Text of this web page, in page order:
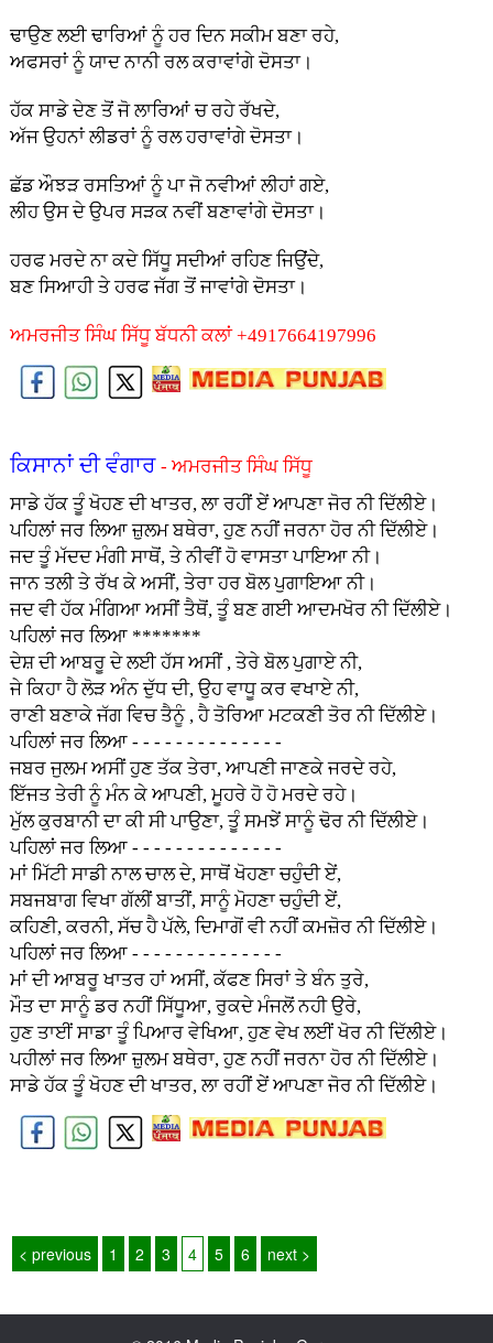
ਢਾਉਣ ਲਈ ਢਾਰਿਆਂ ਨੂੰ ਹਰ ਦਿਨ ਸਕੀਮ ਬਣਾ ਰਹੇ,
ਅਫਸਰਾਂ ਨੂੰ ਯਾਦ ਨਾਨੀ ਰਲ ਕਰਾਵਾਂਗੇ ਦੋਸਤਾ।
ਹੱਕ ਸਾਡੇ ਦੇਣ ਤੋਂ ਜੋ ਲਾਰਿਆਂ ਚ ਰਹੇ ਰੱਖਦੇ,
ਅੱਜ ਉਹਨਾਂ ਲੀਡਰਾਂ ਨੂੰ ਰਲ ਹਰਾਵਾਂਗੇ ਦੋਸਤਾ।
ਛੱਡ ਔਝੜ ਰਸਤਿਆਂ ਨੂੰ ਪਾ ਜੋ ਨਵੀਆਂ ਲੀਹਾਂ ਗਏ,
ਲੀਹ ਉਸ ਦੇ ਉਪਰ ਸੜਕ ਨਵੀਂ ਬਣਾਵਾਂਗੇ ਦੋਸਤਾ।
ਹਰਫ ਮਰਦੇ ਨਾ ਕਦੇ ਸਿੱਧੂ ਸਦੀਆਂ ਰਹਿਣ ਜਿਉਂਦੇ,
ਬਣ ਸਿਆਹੀ ਤੇ ਹਰਫ ਜੱਗ ਤੋਂ ਜਾਵਾਂਗੇ ਦੋਸਤਾ।
ਅਮਰਜੀਤ ਸਿੰਘ ਸਿੱਧੂ ਬੱਧਨੀ ਕਲਾਂ +4917664197996
ਕਿਸਾਨਾਂ ਦੀ ਵੰਗਾਰ - ਅਮਰਜੀਤ ਸਿੰਘ ਸਿੱਧੂ
ਸਾਡੇ ਹੱਕ ਤੂੰ ਖੋਹਣ ਦੀ ਖਾਤਰ, ਲਾ ਰਹੀਂ ਏਂ ਆਪਣਾ ਜੋਰ ਨੀ ਦਿੱਲੀਏ।
ਪਹਿਲਾਂ ਜਰ ਲਿਆ ਜ਼ੁਲਮ ਬਥੇਰਾ, ਹੁਣ ਨਹੀਂ ਜਰਨਾ ਹੋਰ ਨੀ ਦਿੱਲੀਏ।
ਜਦ ਤੂੰ ਮੱਦਦ ਮੰਗੀ ਸਾਥੋਂ, ਤੇ ਨੀਵੀਂ ਹੋ ਵਾਸਤਾ ਪਾਇਆ ਨੀ।
ਜਾਨ ਤਲੀ ਤੇ ਰੱਖ ਕੇ ਅਸੀਂ, ਤੇਰਾ ਹਰ ਬੋਲ ਪੁਗਾਇਆ ਨੀ।
ਜਦ ਵੀ ਹੱਕ ਮੰਗਿਆ ਅਸੀਂ ਤੈਥੋਂ, ਤੂੰ ਬਣ ਗਈ ਆਦਮਖੋਰ ਨੀ ਦਿੱਲੀਏ।
ਪਹਿਲਾਂ ਜਰ ਲਿਆ *******
ਦੇਸ਼ ਦੀ ਆਬਰੂ ਦੇ ਲਈ ਹੱਸ ਅਸੀਂ , ਤੇਰੇ ਬੋਲ ਪੁਗਾਏ ਨੀ,
ਜੇ ਕਿਹਾ ਹੈ ਲੋੜ ਅੰਨ ਦੁੱਧ ਦੀ, ਉਹ ਵਾਧੂ ਕਰ ਵਖਾਏ ਨੀ,
ਰਾਣੀ ਬਣਾਕੇ ਜੱਗ ਵਿਚ ਤੈਨੂੰ , ਹੈ ਤੋਰਿਆ ਮਟਕਣੀ ਤੋਰ ਨੀ ਦਿੱਲੀਏ।
ਪਹਿਲਾਂ ਜਰ ਲਿਆ - - - - - - - - - - - - - -
ਜਬਰ ਜੁਲਮ ਅਸੀਂ ਹੁਣ ਤੱਕ ਤੇਰਾ, ਆਪਣੀ ਜਾਣਕੇ ਜਰਦੇ ਰਹੇ,
ਇੱਜਤ ਤੇਰੀ ਨੂੰ ਮੰਨ ਕੇ ਆਪਣੀ, ਮੂਹਰੇ ਹੋ ਹੋ ਮਰਦੇ ਰਹੇ।
ਮੁੱਲ ਕੁਰਬਾਨੀ ਦਾ ਕੀ ਸੀ ਪਾਉਣਾ, ਤੂੰ ਸਮਝੇਂ ਸਾਨੂੰ ਢੋਰ ਨੀ ਦਿੱਲੀਏ।
ਪਹਿਲਾਂ ਜਰ ਲਿਆ - - - - - - - - - - - - - -
ਮਾਂ ਮਿੱਟੀ ਸਾਡੀ ਨਾਲ ਚਾਲ ਦੇ, ਸਾਥੋਂ ਖੋਹਣਾ ਚਹੁੰਦੀ ਏਂ,
ਸਬਜਬਾਗ ਵਿਖਾ ਗੱਲੀਂ ਬਾਤੀਂ, ਸਾਨੂੰ ਮੋਹਣਾ ਚਹੁੰਦੀ ਏਂ,
ਕਹਿਣੀ, ਕਰਨੀ, ਸੱਚ ਹੈ ਪੱਲੇ, ਦਿਮਾਗੋਂ ਵੀ ਨਹੀਂ ਕਮਜ਼ੋਰ ਨੀ ਦਿੱਲੀਏ।
ਪਹਿਲਾਂ ਜਰ ਲਿਆ - - - - - - - - - - - - - -
ਮਾਂ ਦੀ ਆਬਰੂ ਖਾਤਰ ਹਾਂ ਅਸੀਂ, ਕੱਫਣ ਸਿਰਾਂ ਤੇ ਬੰਨ ਤੁਰੇ,
ਮੌਤ ਦਾ ਸਾਨੂੰ ਡਰ ਨਹੀਂ ਸਿੱਧੂਆ, ਰੁਕਦੇ ਮੰਜਲੋਂ ਨਹੀ ਉਰੇ,
ਹੁਣ ਤਾਈਂ ਸਾਡਾ ਤੂੰ ਪਿਆਰ ਵੇਖਿਆ, ਹੁਣ ਵੇਖ ਲਈਂ ਖੋਰ ਨੀ ਦਿੱਲੀਏ।
ਪਹੀਲਾਂ ਜਰ ਲਿਆ ਜ਼ੁਲਮ ਬਥੇਰਾ, ਹੁਣ ਨਹੀਂ ਜਰਨਾ ਹੋਰ ਨੀ ਦਿੱਲੀਏ।
ਸਾਡੇ ਹੱਕ ਤੂੰ ਖੋਹਣ ਦੀ ਖਾਤਰ, ਲਾ ਰਹੀਂ ਏਂ ਆਪਣਾ ਜੋਰ ਨੀ ਦਿੱਲੀਏ।
< previous 1 2 3 4 5 6 next >